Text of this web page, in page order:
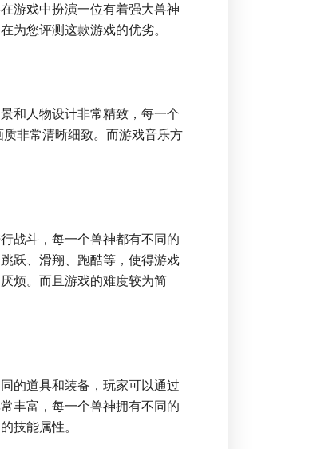
游戏中扮演一位有着强大兽神
为您评测这款游戏的优劣。
和人物设计非常精致，每一个
非常清晰细致。而游戏音乐方
战斗，每一个兽神都有不同的
跃、滑翔、跑酷等，使得游戏
烦。而且游戏的难度较为简
的道具和装备，玩家可以通过
丰富，每一个兽神拥有不同的
技能属性。